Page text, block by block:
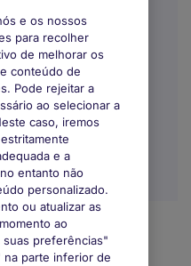
e os nossos
para recolher
de melhorar os
conteúdo de
Pode rejeitar a
ao selecionar a
caso, iremos
e a
entanto não
personalizado.
ou atualizar as
ao
suas preferências"
parte inferior de